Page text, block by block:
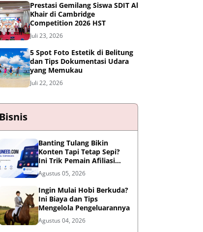
Prestasi Gemilang Siswa SDIT Al
Khair di Cambridge
Competition 2026 HST
Juli 23, 2026
5 Spot Foto Estetik di Belitung
dan Tips Dokumentasi Udara
yang Memukau
Juli 22, 2026
Bisnis
Banting Tulang Bikin
Konten Tapi Tetap Sepi?
Ini Trik Pemain Afiliasi
Tembus FYP
Agustus 05, 2026
Ingin Mulai Hobi Berkuda?
Ini Biaya dan Tips
Mengelola Pengeluarannya
Agustus 04, 2026